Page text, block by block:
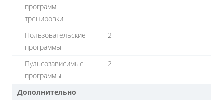
программ
тренировки
Пользовательские
программы
2
Пульсозависимые
программы
2
Дополнительно